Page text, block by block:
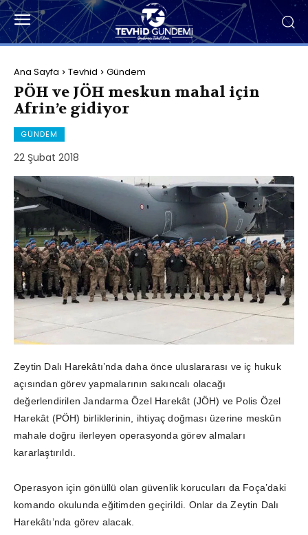
Ana Sayfa Tevhid Gündem
PÖH ve JÖH meskun mahal için
Afrin’e gidiyor
GÜNDEM
22 Şubat 2018
Zeytin Dalı Harekâtı’nda daha önce uluslararası ve iç hukuk
açısından görev yapmalarının sakıncalı olacağı
değerlendirilen Jandarma Özel Harekât (JÖH) ve Polis Özel
Harekât (PÖH) birliklerinin, ihtiyaç doğması üzerine meskûn
mahale doğru ilerleyen operasyonda görev almaları
kararlaştırıldı.
Operasyon için gönüllü olan güvenlik korucuları da Foça’daki
komando okulunda eğitimden geçirildi. Onlar da Zeytin Dalı
Harekâtı’nda görev alacak.